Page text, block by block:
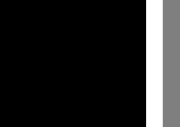
產業者。曾任北藝大電影
大流行音樂系助理教授。歷
經歷包括電影、廣告、MV、